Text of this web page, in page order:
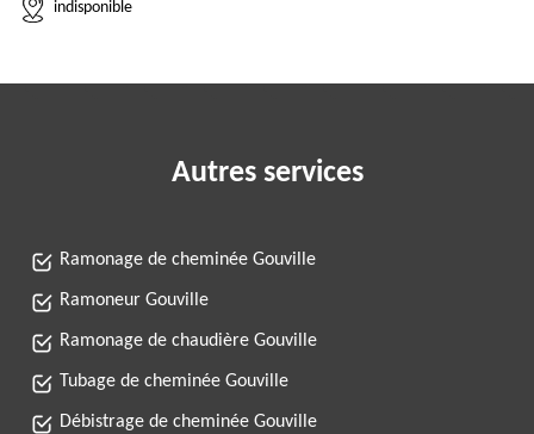
indisponible
Autres services
Ramonage de cheminée Gouville
Ramoneur Gouville
Ramonage de chaudière Gouville
Tubage de cheminée Gouville
Débistrage de cheminée Gouville